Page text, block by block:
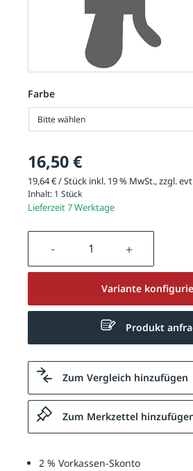
Farbe
Bitte wählen
16,50 €
19,64 € / Stück inkl. 19 % MwSt., zzgl.
Inhalt: 1 Stück
Lieferzeit 7 Werktage
Produkt Anzahl: Gib
Variante
Produkt
Zum Vergleich hinzufügen
Zum Merkzettel
2 % Vorkassen-Skonto